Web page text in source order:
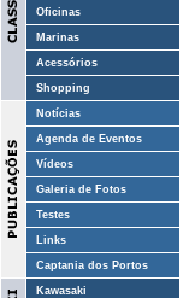
Oficinas
Marinas
Acessórios
Shopping
Notícias
Agenda de Eventos
Vídeos
Galeria de Fotos
Testes
Links
Captania dos Portos
Kawasaki